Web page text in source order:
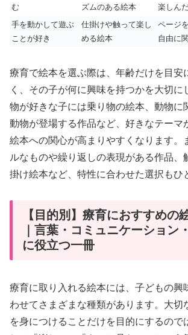
む
ズムのある絵本
楽しん
手を動かして遊ぶ
ことが好き
仕掛けや触って楽し
める絵本
ページ
自由に
療育で絵本を選ぶ際は、年齢だけを目安
く、その子が何に興味を持つかを大切に
物が好きな子には乗り物の絵本、動物に
動物が登場する作品など、好きなテーマ
絵本への関心が高まりやすくなります。
ルなものや繰り返しの表現がある作品、
掛け絵本など、特性に合わせた選択もひ
【目的別】療育におすすめの
｜言葉・コミュニケーション
に役立つ一冊
療育に取り入れる絵本には、子どもの興
わせてさまざまな種類があります。大切
を身につけることだけを目的にするので